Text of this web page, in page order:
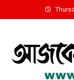
to